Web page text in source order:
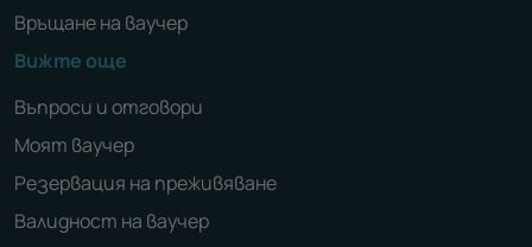
Връщане на ваучер
Вижте още
Въпроси и отговори
Моят ваучер
Резервация на преживяване
Валидност на ваучер